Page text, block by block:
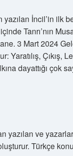
İncil’in ilk
Tanrı’nın
3 Mart 2024
Yaratılış, Çıkış,
dayattığı çok
ve
Türkçe